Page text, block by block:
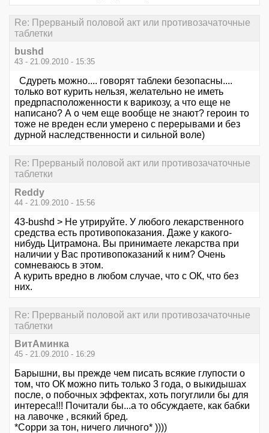
Re: Прерваный половой акт или противозачаточные
таблетки
bushd
43 - 21.09.2010 - 15:35
Сдуреть можно.... говорят таблеки безопасны....
только вот курить нельзя, желательно не иметь
предрпасположенности к варикозу, а что еще не
написано? А о чем еще вообще не знают? героин то
тоже не вреден если умерено с перерывами и без
дурной наследственности и сильной воле)
Re: Прерваный половой акт или противозачаточные
таблетки
Reddy
44 - 21.09.2010 - 15:56
43-bushd > Не утрируйте. У любого лекарственного
средства есть противопоказания. Даже у какого-
нибудь Цитрамона. Вы принимаете лекарства при
наличии у Вас противопоказаний к ним? Очень
сомневаюсь в этом.
А курить вредно в любом случае, что с ОК, что без
них.
Re: Прерваный половой акт или противозачаточные
таблетки
ВитАминка
45 - 21.09.2010 - 16:29
Барышни, вы прежде чем писать всякие глупости о
том, что ОК можно пить только 3 года, о выкидышах
после, о побочных эффектах, хоть погуглили бы для
интереса!!! Почитали бы...а то обсуждаете, как бабки
на лавочке , всякий бред.
*Сорри за тон, ничего личного* ))))